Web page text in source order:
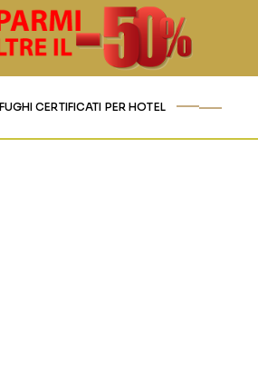
CERTIFICATI PER HOTEL